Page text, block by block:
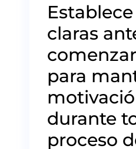
claras
para
durante
proceso